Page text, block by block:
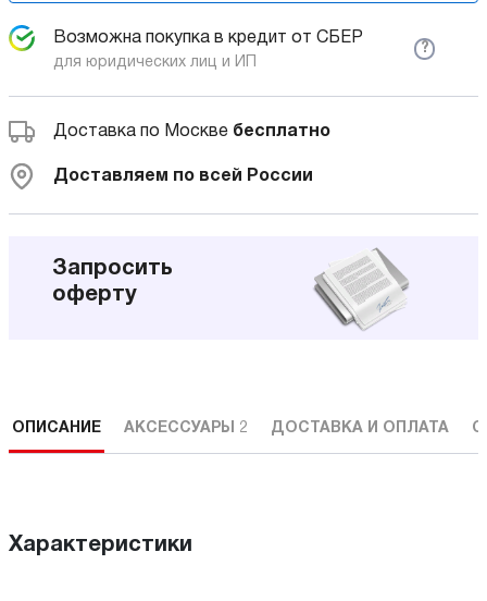
Возможна покупка в кредит от СБЕР
для юридических лиц и ИП
?
Доставка по Москве бесплатно
Доставляем по всей России
Запросить
оферту
ОПИСАНИЕ АКСЕССУАРЫ 2 ДОСТАВКА И ОПЛАТА
Характеристики